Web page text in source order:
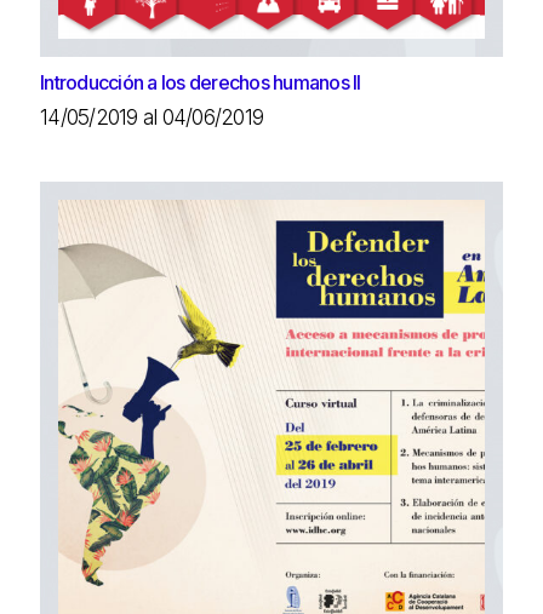
Introducción a los derechos humanos II
14/05/2019 al 04/06/2019